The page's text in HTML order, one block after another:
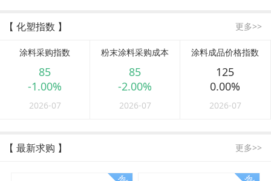
【 化塑指数 】 更多>>
涂料采购指数
85
-1.00%
2026-07
粉末涂料采购成本
85
-2.00%
2026-07
涂料成品价格指数
125
0.00%
2026-07
【 最新求购 】 更多>>